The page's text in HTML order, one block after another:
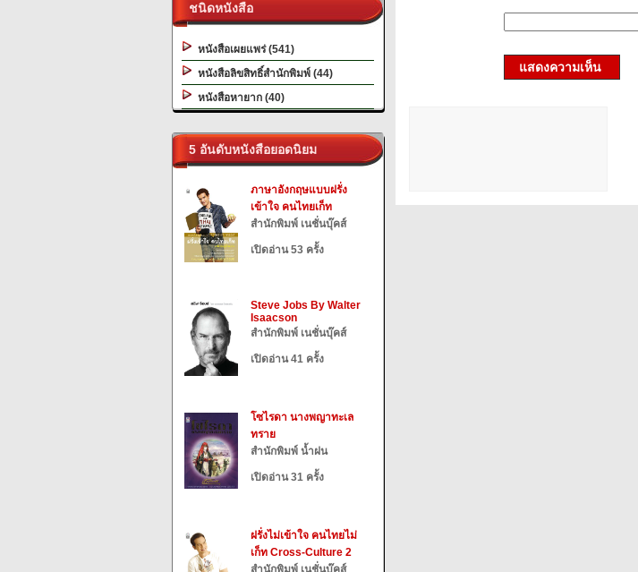
ชนิดหนังสือ
หนังสือเผยแพร่ (541)
หนังสือลิขสิทธิ์สำนักพิมพ์ (44)
หนังสือหายาก (40)
5 อันดับหนังสือยอดนิยม
ภาษาอังกฤษแบบฝรั่ง
เข้าใจ คนไทยเก็ท
สำนักพิมพ์ เนชั่นบุ๊คส์
เปิดอ่าน 53 ครั้ง
Steve Jobs By Walter
Isaacson
สำนักพิมพ์ เนชั่นบุ๊คส์
เปิดอ่าน 41 ครั้ง
โซไรดา นางพญาทะเล
ทราย
สำนักพิมพ์ น้ำฝน
เปิดอ่าน 31 ครั้ง
ฝรั่งไม่เข้าใจ คนไทยไม่
เก็ท Cross-Culture 2
สำนักพิมพ์ เนชั่นบุ๊คส์
แสดงความเห็น